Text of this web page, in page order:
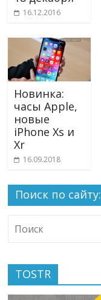
16.12.2016
Новинка:
часы Apple,
новые
iPhone Xs и
Xr
16.09.2018
Поиск по сайту:
TOSTR